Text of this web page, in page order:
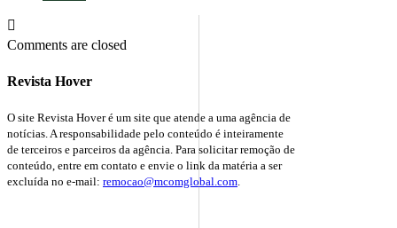
Comments are closed
Revista Hover
O site Revista Hover é um site que atende a uma agência de
notícias. A responsabilidade pelo conteúdo é inteiramente
de terceiros e parceiros da agência. Para solicitar remoção de
conteúdo, entre em contato e envie o link da matéria a ser
excluída no e-mail: remocao@mcomglobal.com